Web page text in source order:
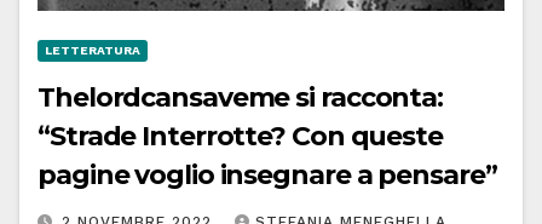
LETTERATURA
Thelordcansaveme si racconta:
“Strade Interrotte? Con queste
pagine voglio insegnare a pensare”